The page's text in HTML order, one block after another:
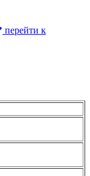
перейти к